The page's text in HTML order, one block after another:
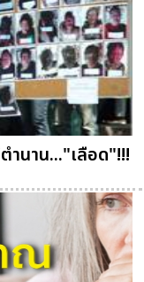
นาน..."เลือด"!!!